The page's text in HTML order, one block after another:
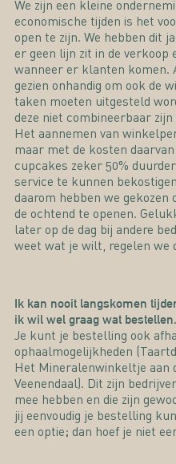
We zijn een kleine
economische tijden is het
open te zijn. We hebben dit
er geen lijn zit in de verkoop
wanneer er klanten
gezien onhandig om ook de
taken moeten uitgesteld
deze niet combineerbaar
Het aannemen van
maar met de kosten
cupcakes zeker 50%
service te kunnen
daarom hebben we
de ochtend te openen.
later op de dag bij andere
weet wat je wilt, regelen we
Ik kan nooit langskomen
ik wil wel graag wat
Je kunt je bestelling ook
ophaalmogelijkheden
Het Mineralenwinkeltje aan
Veenendaal). Dit zijn
mee hebben en die zijn
jij eenvoudig je bestelling
een optie; dan hoef je niet